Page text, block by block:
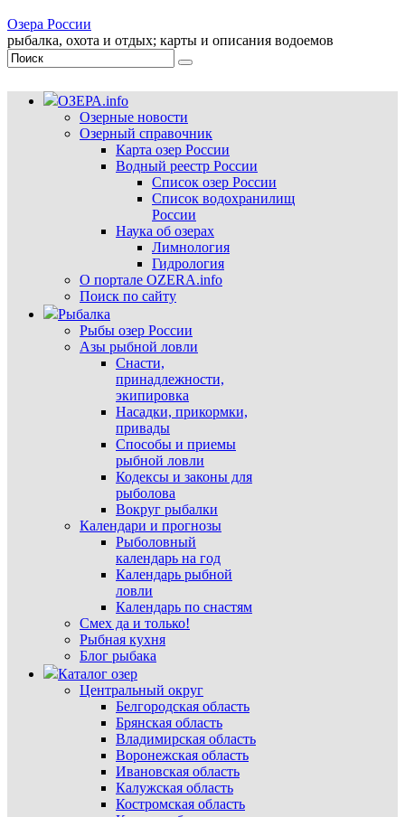
Озера России
рыбалка, охота и отдых; карты и описания водоемов
ОЗЕРА.info
Озерные новости
Озерный справочник
Карта озер России
Водный реестр России
Список озер России
Список водохранилищ
России
Наука об озерах
Лимнология
Гидрология
О портале OZERA.info
Поиск по сайту
Рыбалка
Рыбы озер России
Азы рыбной ловли
Снасти,
принадлежности,
экипировка
Насадки, прикормки,
привады
Способы и приемы
рыбной ловли
Кодексы и законы для
рыболова
Вокруг рыбалки
Календари и прогнозы
Рыболовный
календарь на год
Календарь рыбной
ловли
Календарь по снастям
Смех да и только!
Рыбная кухня
Блог рыбака
Каталог озер
Центральный округ
Белгородская область
Брянская область
Владимирская область
Воронежская область
Ивановская область
Калужская область
Костромская область